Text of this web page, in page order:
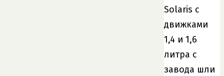
Solaris с
движками
1,4 и 1,6
литра с
завода шли